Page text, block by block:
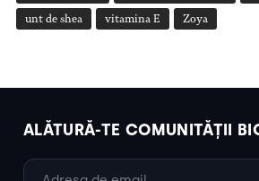
unt de shea vitamina E Zoya
ALĂTURĂ-TE COMUNITĂȚII